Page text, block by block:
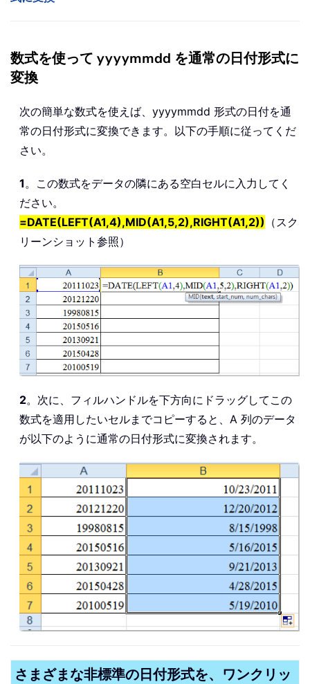
数式を使って yyyymmdd を通常の日付形式に
変換
次の簡単な数式を使えば、yyyymmdd 形式の日付を通
常の日付形式に変換できます。以下の手順に従ってくだ
さい。
1。この数式をデータの隣にある空白セルに入力してく
ださい。
=DATE(LEFT(A1,4),MID(A1,5,2),RIGHT(A1,2)) （スク
リーンショット参照）
2。次に、フィルハンドルを下方向にドラッグしてこの
数式を適用したいセルまでコピーすると、A 列のデータ
が以下のように通常の日付形式に変換されます。
さまざまな非標準の日付形式を、ワンクリッ